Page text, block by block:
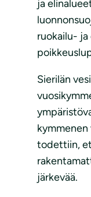
ja
ruokailu- ja
Sierilän
kymmenen
todettiin,
järkevää.